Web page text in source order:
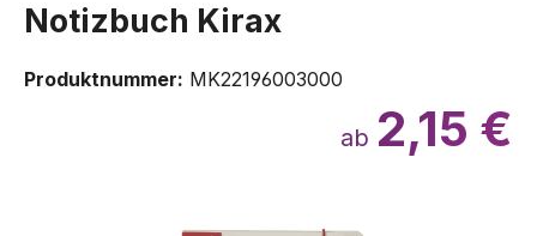
Notizbuch Kirax
Produktnummer: MK22196003000
ab 2,15 €